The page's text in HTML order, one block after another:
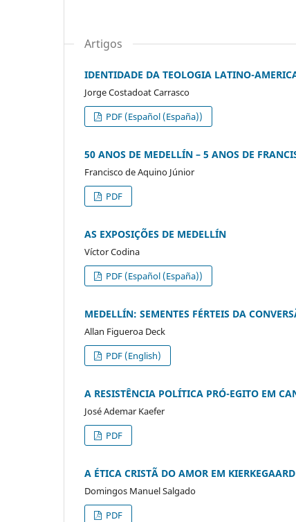
Artigos
IDENTIDADE DA TEOLOGIA LATINO-
Jorge Costadoat Carrasco
PDF (Español (España))
50 ANOS DE MEDELLÍN – 5 ANOS DE
Francisco de Aquino Júnior
PDF
AS EXPOSIÇÕES DE MEDELLÍN
Víctor Codina
PDF (Español (España))
MEDELLÍN: SEMENTES FÉRTEIS DA
Allan Figueroa Deck
PDF (English)
A RESISTÊNCIA POLÍTICA PRÓ-EGITO EM
José Ademar Kaefer
PDF
A ÉTICA CRISTÃ DO AMOR EM KIERKEGAARD
Domingos Manuel Salgado
PDF